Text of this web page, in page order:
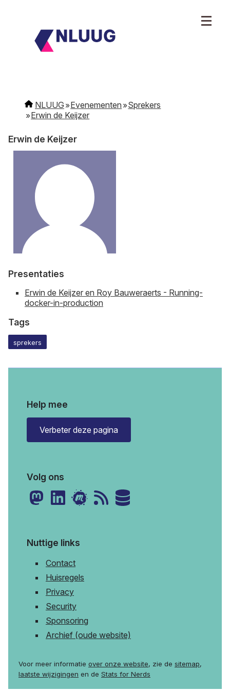
NLUUG Evenementen
Sprekers
Erwin de Keijzer
Erwin de Keijzer
Presentaties
Erwin de Keijzer en Roy Bauweraerts - Running-
docker-in-production
Tags
sprekers
Help mee
Verbeter deze pagina
Volg ons
Nuttige links
Contact
Huisregels
Privacy
Security
Sponsoring
Archief (oude website)
Voor meer informatie over onze website, zie de sitemap,
laatste wijzigingen en de Stats for Nerds